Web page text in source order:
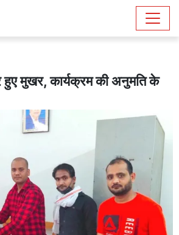
हुए मुखर, कार्यक्रम की अनुमति के